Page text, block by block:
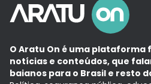
O Aratu On é uma plataforma
notícias e conteúdos, que
baianos para o Brasil e resto